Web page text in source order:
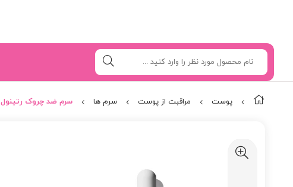
پوست مراقبت از پوست سرم ها سرم ضد چروک رتینول 1% اوردینری